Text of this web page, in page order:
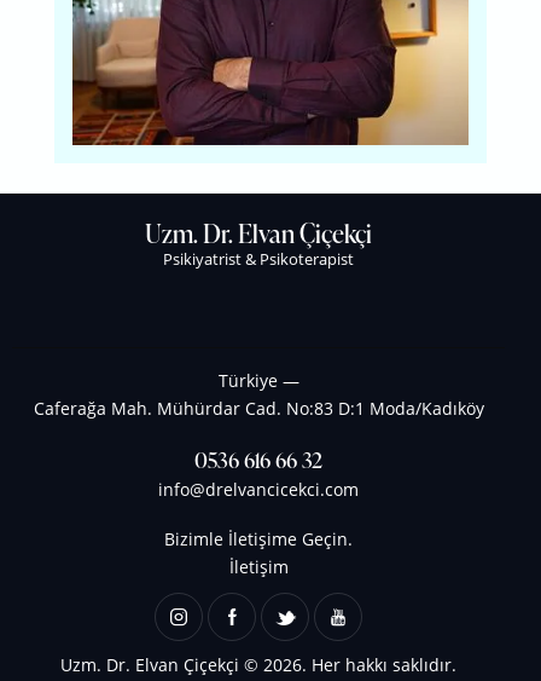
Uzm. Dr. Elvan Çiçekçi
Psikiyatrist & Psikoterapist
Türkiye —
Caferağa Mah. Mühürdar Cad. No:83 D:1 Moda/Kadıköy
0536 616 66 32
info@drelvancicekci.com
Bizimle İletişime Geçin.
İletişim
Uzm. Dr. Elvan Çiçekçi © 2026. Her hakkı saklıdır.